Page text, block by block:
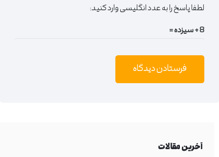
لطفا پاسخ را به عدد انگلیسی وارد کنید:
8 + سیزده =
فرستادن دیدگاه
آخرین مقالات